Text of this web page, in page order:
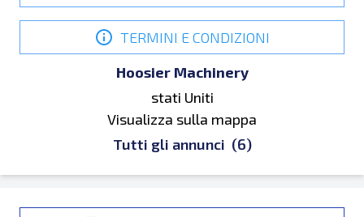
TERMINI E CONDIZIONI
Hoosier Machinery
stati Uniti
Visualizza sulla mappa
Tutti gli annunci (6)